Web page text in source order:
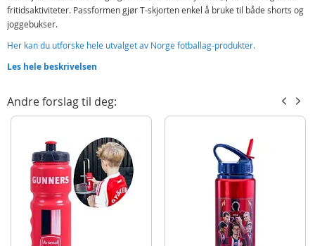
fritidsaktiviteter. Passformen gjør T-skjorten enkel å bruke til både shorts og
joggebukser.
Her kan du utforske hele utvalget av Norge fotballag-produkter.
En komfortabel supporter-T-skjorte for barn som følger det norske
Inneholder:
NFF Norges Fotballandslag T-skjorte - rød
Detaljer:
Materiale: 100 % bomull
Farge: rød
Størrelser: 8 - 10 år
Produktdetaljer
Modell
Les hele beskrivelsen
Andre forslag til deg: